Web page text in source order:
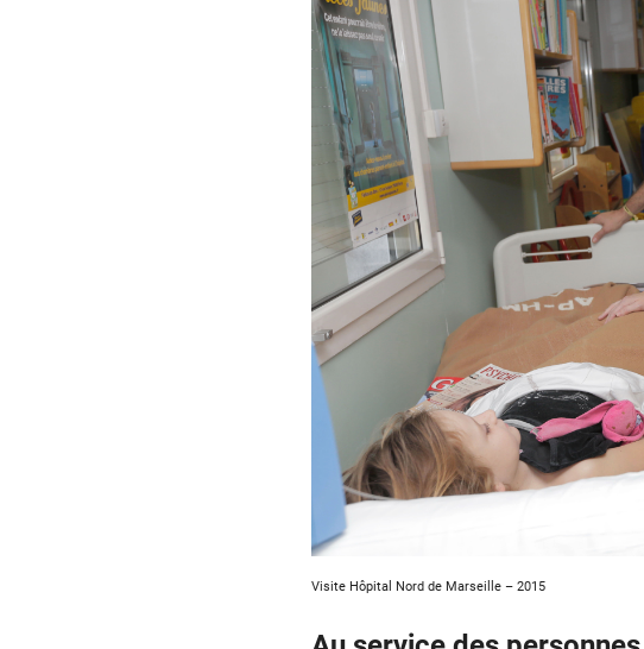
Visite Hôpital Nord de Marseille – 2015